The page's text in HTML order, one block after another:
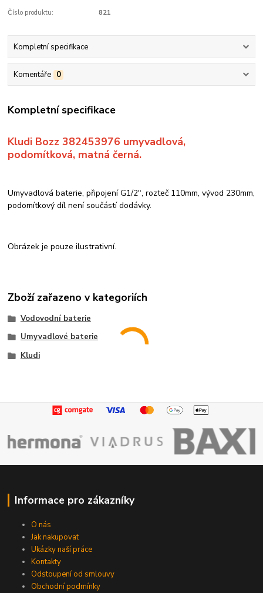
Číslo produktu: 821
Kompletní specifikace
Komentáře 0
Kompletní specifikace
Kludi Bozz 382453976 umyvadlová,
podomítková, matná černá.
Umyvadlová baterie, připojení G1/2", rozteč 110mm, vývod 230mm,
podomítkový díl není součástí dodávky.
Obrázek je pouze ilustrativní.
Zboží zařazeno v kategoriích
Vodovodní baterie
Umyvadlové baterie
Kludi
Informace pro zákazníky
O nás
Jak nakupovat
Ukázky naší práce
Kontakty
Odstoupení od smlouvy
Obchodní podmínky